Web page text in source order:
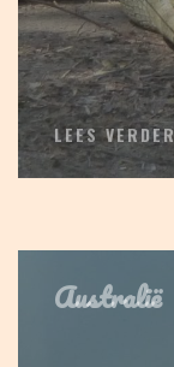
LEES
Australië